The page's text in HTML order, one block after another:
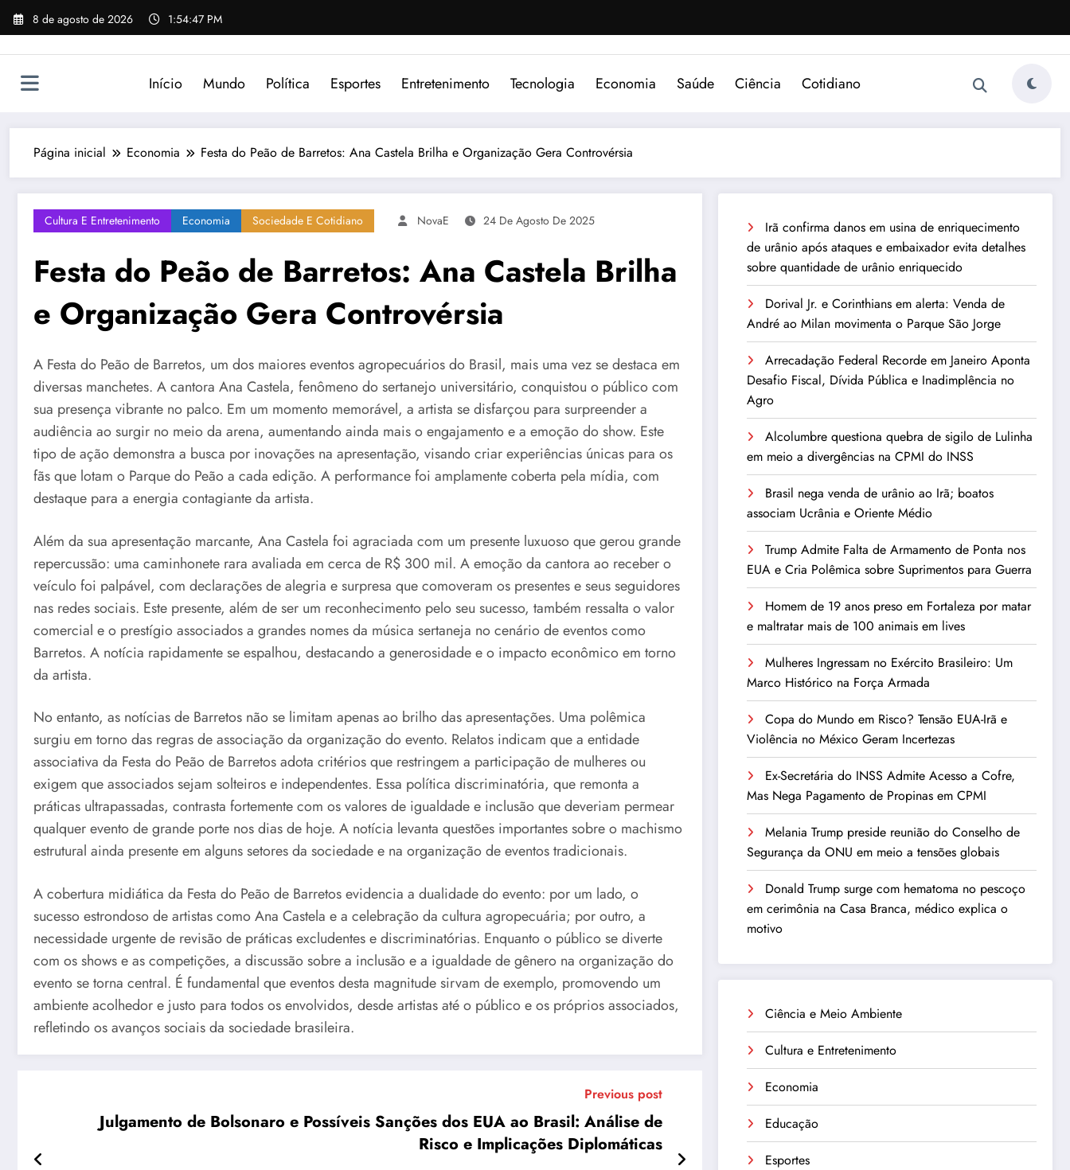
Pular
para
8 de agosto de 2026 1:54:47 PM
Início Mundo Política Esportes Entretenimento Tecnologia Economia Saúde Ciência Cotidiano
Página inicial Economia Festa do Peão de Barretos: Ana Castela Brilha e Organização Gera Controvérsia
Cultura E Entretenimento Economia Sociedade E Cotidiano NovaE 24 De Agosto De 2025
Festa do Peão de Barretos: Ana Castela Brilha
e Organização Gera Controvérsia
A Festa do Peão de Barretos, um dos maiores eventos agropecuários do Brasil, mais uma vez se destaca em
diversas manchetes. A cantora Ana Castela, fenômeno do sertanejo universitário, conquistou o público com
sua presença vibrante no palco. Em um momento memorável, a artista se disfarçou para surpreender a
audiência ao surgir no meio da arena, aumentando ainda mais o engajamento e a emoção do show. Este
tipo de ação demonstra a busca por inovações na apresentação, visando criar experiências únicas para os
fãs que lotam o Parque do Peão a cada edição. A performance foi amplamente coberta pela mídia, com
destaque para a energia contagiante da artista.
Além da sua apresentação marcante, Ana Castela foi agraciada com um presente luxuoso que gerou grande
repercussão: uma caminhonete rara avaliada em cerca de R$ 300 mil. A emoção da cantora ao receber o
veículo foi palpável, com declarações de alegria e surpresa que comoveram os presentes e seus seguidores
nas redes sociais. Este presente, além de ser um reconhecimento pelo seu sucesso, também ressalta o valor
comercial e o prestígio associados a grandes nomes da música sertaneja no cenário de eventos como
Barretos. A notícia rapidamente se espalhou, destacando a generosidade e o impacto econômico em torno
da artista.
No entanto, as notícias de Barretos não se limitam apenas ao brilho das apresentações. Uma polêmica
surgiu em torno das regras de associação da organização do evento. Relatos indicam que a entidade
associativa da Festa do Peão de Barretos adota critérios que restringem a participação de mulheres ou
exigem que associados sejam solteiros e independentes. Essa política discriminatória, que remonta a
práticas ultrapassadas, contrasta fortemente com os valores de igualdade e inclusão que deveriam permear
qualquer evento de grande porte nos dias de hoje. A notícia levanta questões importantes sobre o machismo
estrutural ainda presente em alguns setores da sociedade e na organização de eventos tradicionais.
A cobertura midiática da Festa do Peão de Barretos evidencia a dualidade do evento: por um lado, o
sucesso estrondoso de artistas como Ana Castela e a celebração da cultura agropecuária; por outro, a
necessidade urgente de revisão de práticas excludentes e discriminatórias. Enquanto o público se diverte
com os shows e as competições, a discussão sobre a inclusão e a igualdade de gênero na organização do
evento se torna central. É fundamental que eventos desta magnitude sirvam de exemplo, promovendo um
ambiente acolhedor e justo para todos os envolvidos, desde artistas até o público e os próprios associados,
refletindo os avanços sociais da sociedade brasileira.
Previous post
Julgamento de Bolsonaro e Possíveis Sanções dos EUA ao Brasil: Análise de
Risco e Implicações Diplomáticas
Irã confirma danos em usina de enriquecimento
de urânio após ataques e embaixador evita detalhes
sobre quantidade de urânio enriquecido
Dorival Jr. e Corinthians em alerta: Venda de
André ao Milan movimenta o Parque São Jorge
Arrecadação Federal Recorde em Janeiro Aponta
Desafio Fiscal, Dívida Pública e Inadimplência no
Agro
Alcolumbre questiona quebra de sigilo de Lulinha
em meio a divergências na CPMI do INSS
Brasil nega venda de urânio ao Irã; boatos
associam Ucrânia e Oriente Médio
Trump Admite Falta de Armamento de Ponta nos
EUA e Cria Polêmica sobre Suprimentos para Guerra
Homem de 19 anos preso em Fortaleza por matar
e maltratar mais de 100 animais em lives
Mulheres Ingressam no Exército Brasileiro: Um
Marco Histórico na Força Armada
Copa do Mundo em Risco? Tensão EUA-Irã e
Violência no México Geram Incertezas
Ex-Secretária do INSS Admite Acesso a Cofre,
Mas Nega Pagamento de Propinas em CPMI
Melania Trump preside reunião do Conselho de
Segurança da ONU em meio a tensões globais
Donald Trump surge com hematoma no pescoço
em cerimônia na Casa Branca, médico explica o
motivo
Ciência e Meio Ambiente
Cultura e Entretenimento
Economia
Educação
Esportes